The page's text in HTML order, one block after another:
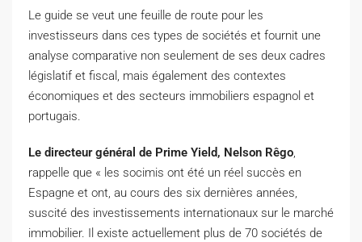
Le guide se veut une feuille de route pour les
investisseurs dans ces types de sociétés et fournit une
analyse comparative non seulement de ses deux cadres
législatif et fiscal, mais également des contextes
économiques et des secteurs immobiliers espagnol et
portugais.
Le directeur général de Prime Yield, Nelson Rêgo,
rappelle que « les socimis ont été un réel succès en
Espagne et ont, au cours des six dernières années,
suscité des investissements internationaux sur le marché
immobilier. Il existe actuellement plus de 70 sociétés de